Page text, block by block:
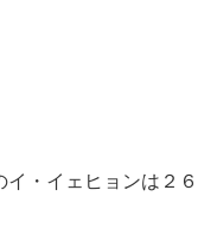
・イェヒョンは２６